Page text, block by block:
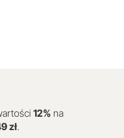
12% na
zł.